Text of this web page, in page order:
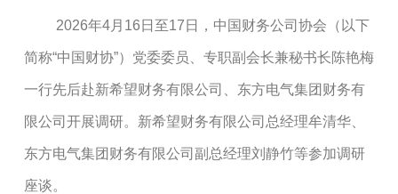
2026年4月16日至17日，中国财务公司协会（以下
简称“中国财协”）党委委员、专职副会长兼秘书长陈艳梅
一行先后赴新希望财务有限公司、东方电气集团财务有
限公司开展调研。新希望财务有限公司总经理牟清华、
东方电气集团财务有限公司副总经理刘静竹等参加调研
座谈。